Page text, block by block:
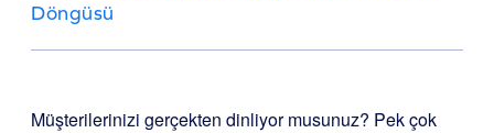
Döngüsü
Müşterilerinizi gerçekten dinliyor musunuz? Pek çok